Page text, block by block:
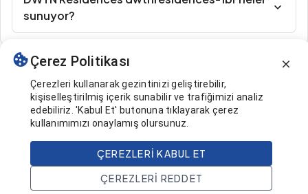
sunuyor?
Benzer İlanlar
Çerez Politikası
Çerezleri kullanarak gezintinizi geliştirebilir,
kişiselleştirilmiş içerik sunabilir ve trafiğimizi analiz
edebiliriz. 'Kabul Et' butonuna tıklayarak çerez
kullanımımızı onaylamış olursunuz.
ÇEREZLERI KABUL ET
ÇEREZLERI REDDET